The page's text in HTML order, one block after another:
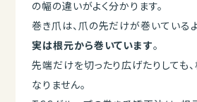
の幅の違いがよく分かります。
巻き爪は、爪の先だけが巻いている
実は根元から巻いています。
先端だけを切ったり広げたりしても
なりません。